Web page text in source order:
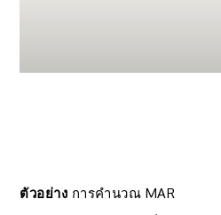
ตัวอย่าง การคำนวณ MAR